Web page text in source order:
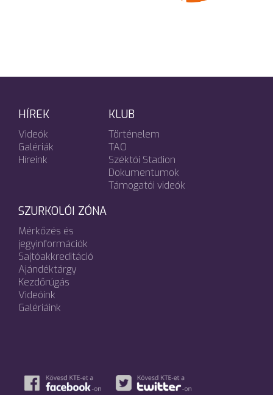
HÍREK
Videók
Galériák
Híreink
KLUB
Történelem
TAO
Széktói Stadion
Dokumentumok
Támogatói videók
SZURKOLÓI ZÓNA
Mérkőzés és
jegyinformációk
Sajtóakkreditáció
Ajándéktárgy
Kezdőrúgás
Videóink
Galériáink